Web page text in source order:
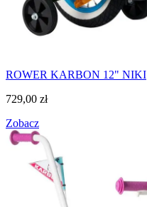
ROWER KARBON 12" NIKI
729,00 zł
Zobacz